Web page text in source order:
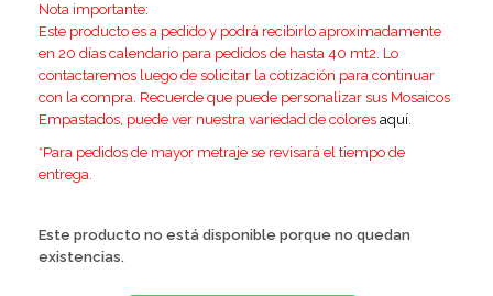
Nota importante:
Este producto es a pedido y podrá recibirlo aproximadamente
en 20 días calendario para pedidos de hasta 40 mt2. Lo
contactaremos luego de solicitar la cotización para continuar
con la compra. Recuerde que puede personalizar sus Mosaicos
Empastados, puede ver nuestra variedad de colores aquí.
*Para pedidos de mayor metraje se revisará el tiempo de
entrega.
Este producto no está disponible porque no quedan
existencias.